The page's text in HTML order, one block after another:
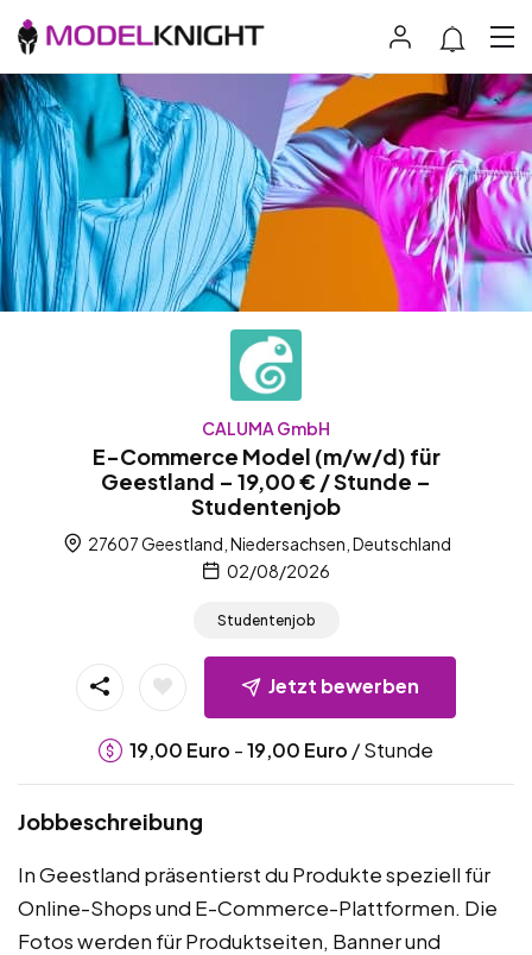
CALUMA GmbH
E-Commerce Model (m/w/d) für
Geestland – 19,00 € / Stunde –
Studentenjob
27607 Geestland, Niedersachsen, Deutschland
02/08/2026
Studentenjob
Jetzt bewerben
19,00 Euro -19,00 Euro / Stunde
Jobbeschreibung
In Geestland präsentierst du Produkte speziell für
Online-Shops und E-Commerce-Plattformen. Die
Fotos werden für Produktseiten, Banner und